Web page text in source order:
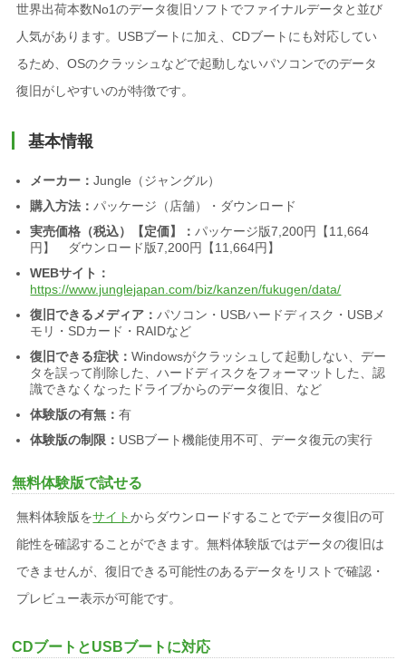
世界出荷本数No1のデータ復旧ソフトでファイナルデータと並び
人気があります。USBブートに加え、CDブートにも対応してい
るため、OSのクラッシュなどで起動しないパソコンでのデータ
復旧がしやすいのが特徴です。
基本情報
メーカー：Jungle（ジャングル）
購入方法：パッケージ（店舗）・ダウンロード
実売価格（税込）【定価】：パッケージ版7,200円【11,664
円】 ダウンロード版7,200円【11,664円】
WEBサイト：
https://www.junglejapan.com/biz/kanzen/fukugen/data/
復旧できるメディア：パソコン・USBハードディスク・USBメ
モリ・SDカード・RAIDなど
復旧できる症状：Windowsがクラッシュして起動しない、デー
タを誤って削除した、ハードディスクをフォーマットした、認
識できなくなったドライブからのデータ復旧、など
体験版の有無：有
体験版の制限： USBブート機能使用不可、データ復元の実行
無料体験版で試せる
無料体験版をサイトからダウンロードすることでデータ復旧の可
能性を確認することができます。無料体験版ではデータの復旧は
できませんが、復旧できる可能性のあるデータをリストで確認・
プレビュー表示が可能です。
CDブートとUSBブートに対応